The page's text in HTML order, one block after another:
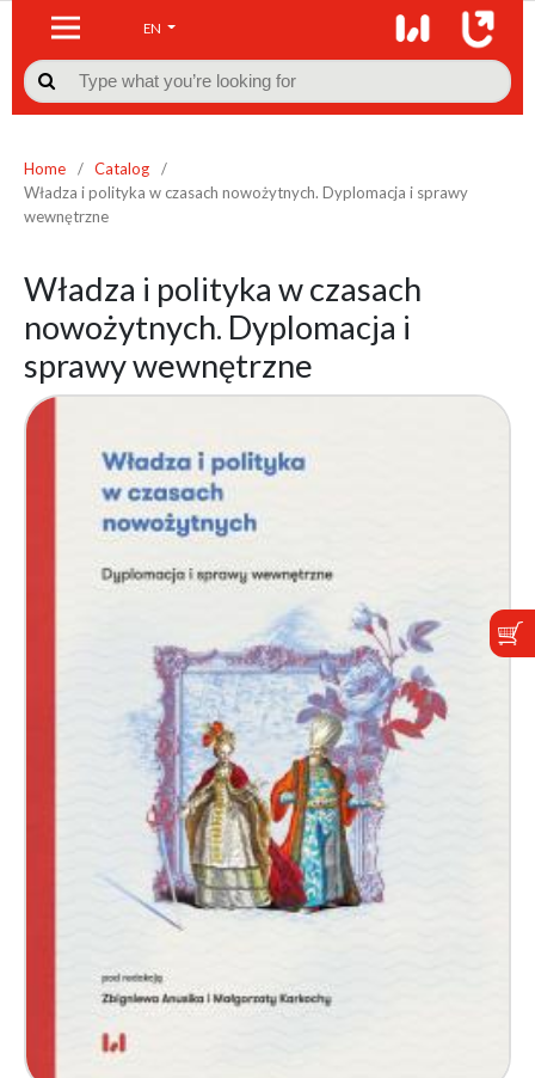
EN

Home / Catalog
/
Władza i polityka w czasach nowożytnych. Dyplomacja i sprawy
wewnętrzne
Władza i polityka w czasach
nowożytnych. Dyplomacja i
sprawy wewnętrzne